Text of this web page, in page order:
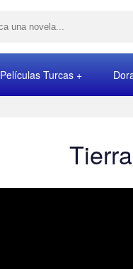
Películas Turcas